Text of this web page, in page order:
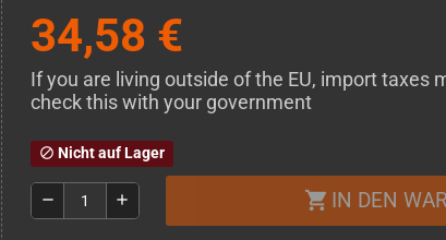
34,58 €
If you are living outside of the EU, import taxes
check this with your government
block Nicht auf Lager
remove add shopping_cart IN DEN